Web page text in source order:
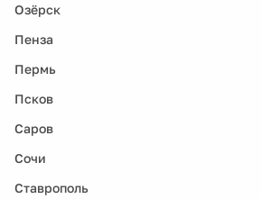
Озёрск
Пенза
Пермь
Псков
Саров
Сочи
Ставрополь